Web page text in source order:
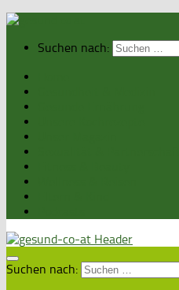
Suchen nach:
Suchen nach: